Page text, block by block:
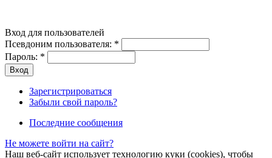
Вход для пользователей
Псевдоним пользователя: *
Пароль: *
Зарегистрироваться
Забыли свой пароль?
Последние сообщения
Не можете войти на сайт?
Наш веб-сайт использует технологию куки (cookies), чтобы